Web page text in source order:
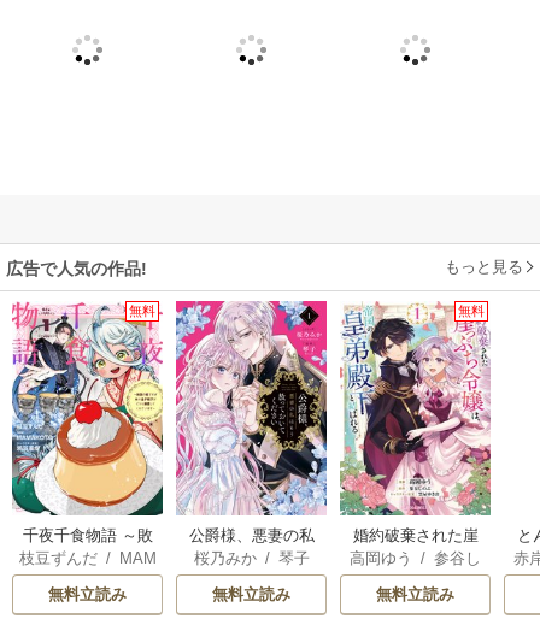
広告で人気の作品! もっと見る
無料
千夜千食物語 ～敗
国の姫ですが氷の
皇子殿下がどうも
溺愛してくれてい
枝豆ずんだ/ MAM
AKOTO
/ 鴉羽凛燈
無料立読み
公爵様、悪妻の私
はもう放っておい
てください
桜乃みか/ 琴子
無料立読み
無料
婚約破棄された崖
っぷち令嬢は、帝
国の皇弟殿下と結
ばれる
高岡ゆう /参谷し
/ 雲屋ゆきお
無料立読み
と
赤